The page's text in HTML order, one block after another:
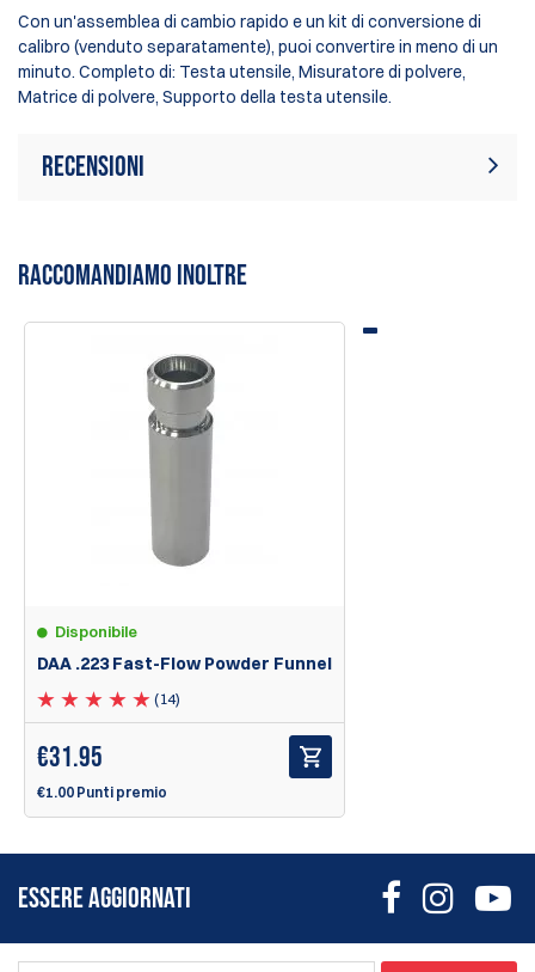
Con un'assemblea di cambio rapido e un kit di conversione di
calibro (venduto separatamente), puoi convertire in meno di un
minuto. Completo di: Testa utensile, Misuratore di polvere,
Matrice di polvere, Supporto della testa utensile.
Recensioni
scrivere una recensione
RACCOMANDIAMO INOLTRE
Disponibile
DAA .223 Fast-Flow Powder Funnel
(14)
€31.95
€1.00 Punti premio
ESSERE AGGIORNATI